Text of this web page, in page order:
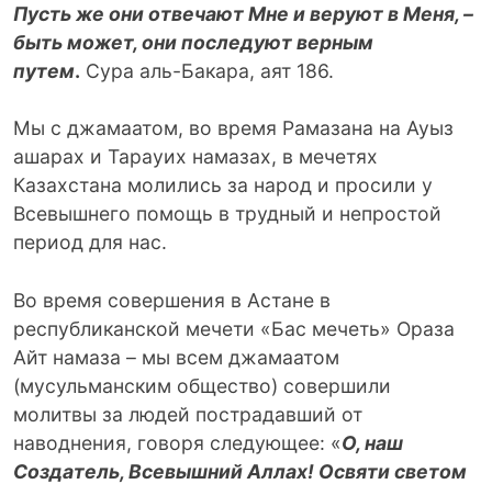
Пусть же они отвечают Мне и веруют в Меня, –
быть может, они последуют верным
путем. Сура аль-Бакара, аят 186.
Мы с джамаатом, во время Рамазана на Ауыз
ашарах и Тарауих намазах, в мечетях
Казахстана молились за народ и просили у
Всевышнего помощь в трудный и непростой
период для нас.
Во время совершения в Астане в
республиканской мечети «Бас мечеть» Ораза
Айт намаза – мы всем джамаатом
(мусульманским общество) совершили
молитвы за людей пострадавший от
наводнения, говоря следующее: «О, наш
Создатель, Всевышний Аллах! Освяти светом